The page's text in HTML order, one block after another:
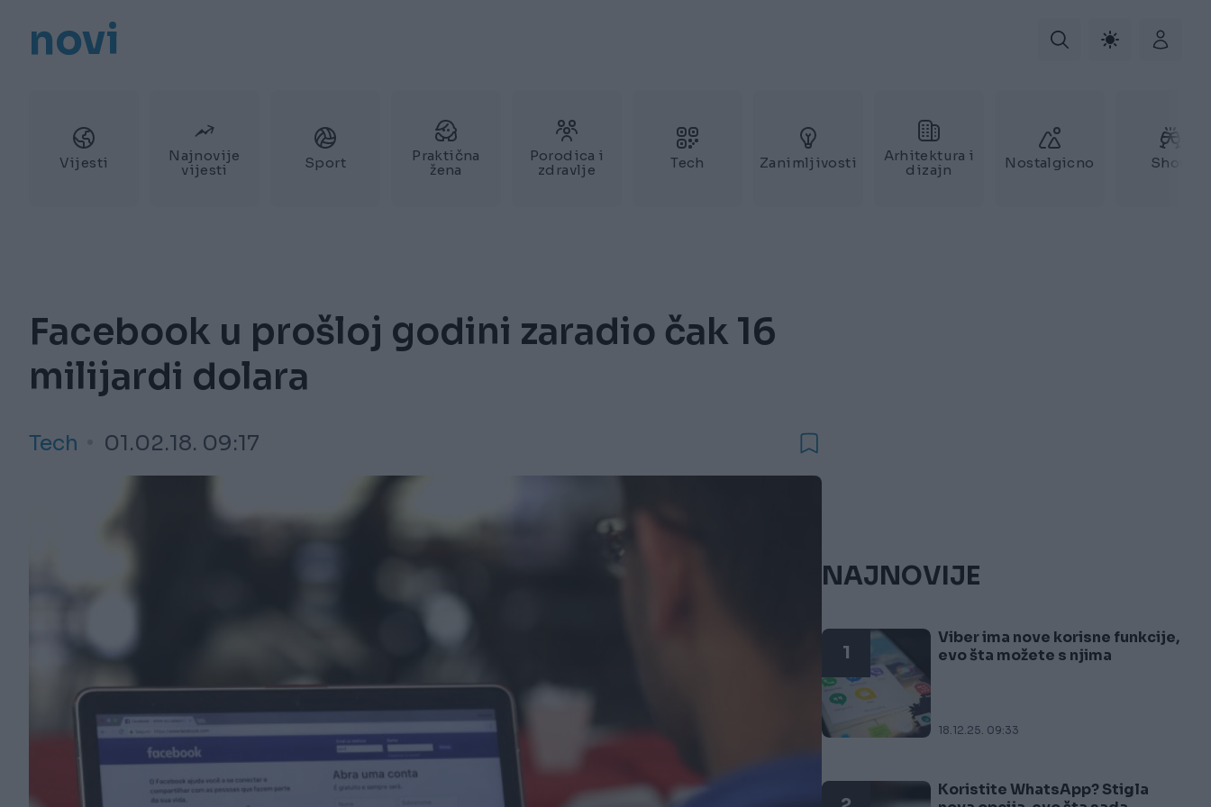
novi
Vijesti
Najnovije
vijesti
Sport
Praktična
žena
Porodica i
zdravlje
Tech Zanimljivosti
Arhitektura i
dizajn
Nostalgicno Show
Facebook u prošloj godini zaradio čak 16
milijardi dolara
Tech 01.02.18. 09:17
NAJNOVIJE
1
Viber ima nove korisne funkcije,
evo šta možete s njima
18.12.25. 09:33
Koristite WhatsApp? Stigla